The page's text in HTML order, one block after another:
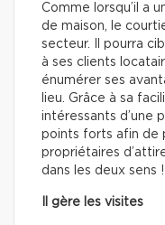
Comme lorsqu’il a
de maison, le
secteur. Il pourra
à ses clients
énumérer ses
lieu. Grâce à sa
intéressants d’une
points forts afin de
propriétaires
dans les deux sens !
Il gère les visites